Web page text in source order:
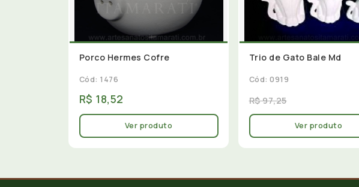
Porco Hermes Cofre
Cód: 1476
R$ 18,52
Ver produto
Trio de Gato Bale Md
Cód: 0919
R$ 97,25
Ver produto